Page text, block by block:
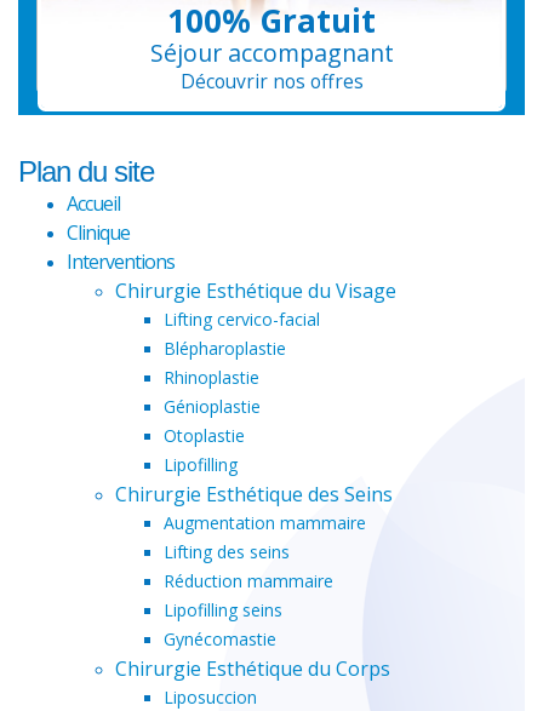
100% Gratuit
Séjour accompagnant
Découvrir nos offres
Plan du site
Accueil
Clinique
Interventions
Chirurgie Esthétique du Visage
Lifting cervico-facial
Blépharoplastie
Rhinoplastie
Génioplastie
Otoplastie
Lipofilling
Chirurgie Esthétique des Seins
Augmentation mammaire
Lifting des seins
Réduction mammaire
Lipofilling seins
Gynécomastie
Chirurgie Esthétique du Corps
Liposuccion